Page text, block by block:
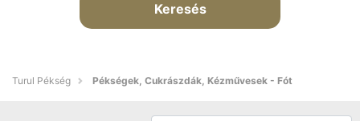
Keresés
Turul Pékség Pékségek, Cukrászdák, Kézművesek - Fót